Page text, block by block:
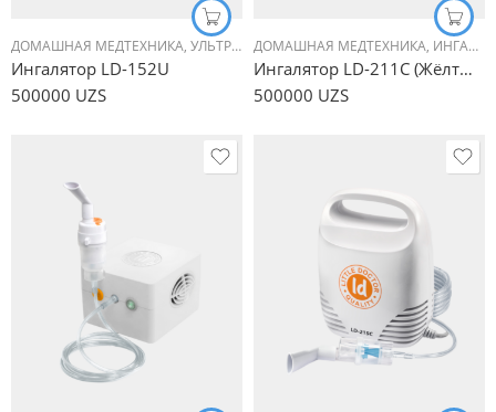
ДОМАШНАЯ МЕДТЕХНИКА УЛЬТРАЗВУКОВЫЕ ИНГАЛЯТОРЫ ,
Ингалятор LD-152U
500000 UZS
ДОМАШНАЯ МЕДТЕХНИКА ИНГАЛЯТОРЫ (НЕБУЛАЙЗЕРЫ)
Ингалятор LD-211C (Жёлтый)
500000 UZS